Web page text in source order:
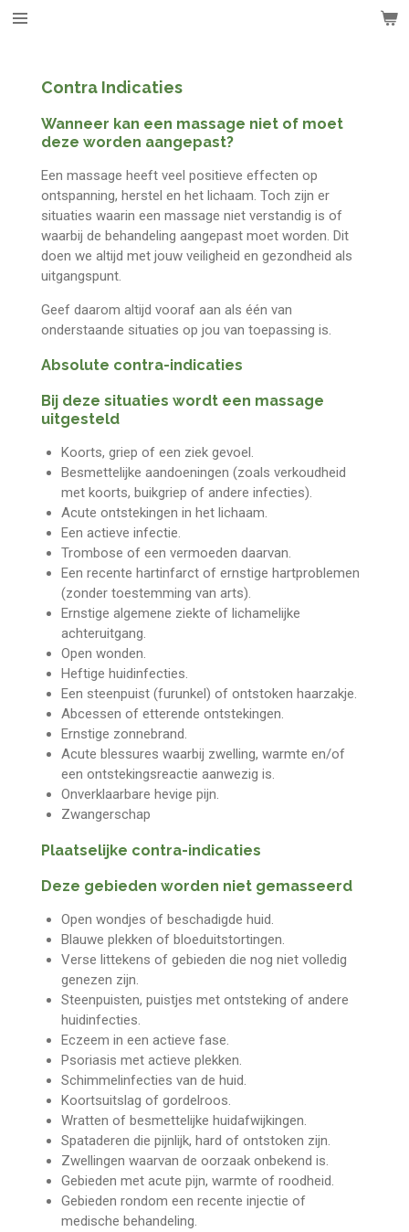
Ga
hoofdinhoud
Contra Indicaties
Wanneer kan een massage niet of moet
deze worden aangepast?
Een massage heeft veel positieve effecten op
ontspanning, herstel en het lichaam. Toch zijn er
situaties waarin een massage niet verstandig is of
waarbij de behandeling aangepast moet worden. Dit
doen we altijd met jouw veiligheid en gezondheid als
uitgangspunt.
Geef daarom altijd vooraf aan als één van
onderstaande situaties op jou van toepassing is.
Absolute contra-indicaties
Bij deze situaties wordt een massage
uitgesteld
Koorts, griep of een ziek gevoel.
Besmettelijke aandoeningen (zoals verkoudheid
met koorts, buikgriep of andere infecties).
Acute ontstekingen in het lichaam.
Een actieve infectie.
Trombose of een vermoeden daarvan.
Een recente hartinfarct of ernstige hartproblemen
(zonder toestemming van arts).
Ernstige algemene ziekte of lichamelijke
achteruitgang.
Open wonden.
Heftige huidinfecties.
Een steenpuist (furunkel) of ontstoken haarzakje.
Abcessen of etterende ontstekingen.
Ernstige zonnebrand.
Acute blessures waarbij zwelling, warmte en/of
een ontstekingsreactie aanwezig is.
Onverklaarbare hevige pijn.
Zwangerschap
Plaatselijke contra-indicaties
Deze gebieden worden niet gemasseerd
Open wondjes of beschadigde huid.
Blauwe plekken of bloeduitstortingen.
Verse littekens of gebieden die nog niet volledig
genezen zijn.
Steenpuisten, puistjes met ontsteking of andere
huidinfecties.
Eczeem in een actieve fase.
Psoriasis met actieve plekken.
Schimmelinfecties van de huid.
Koortsuitslag of gordelroos.
Wratten of besmettelijke huidafwijkingen.
Spataderen die pijnlijk, hard of ontstoken zijn.
Zwellingen waarvan de oorzaak onbekend is.
Gebieden met acute pijn, warmte of roodheid.
Gebieden rondom een recente injectie of
medische behandeling.